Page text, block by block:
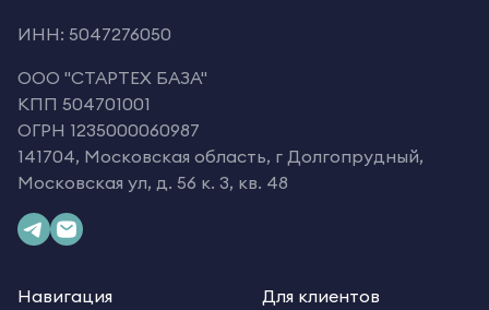
ИНН: 5047276050
OOO "СТАРТЕХ БАЗА"
КПП 504701001
ОГРН 1235000060987
141704, Московская область, г Долгопрудный,
Московская ул, д. 56 к. 3, кв. 48
Навигация
Для клиентов